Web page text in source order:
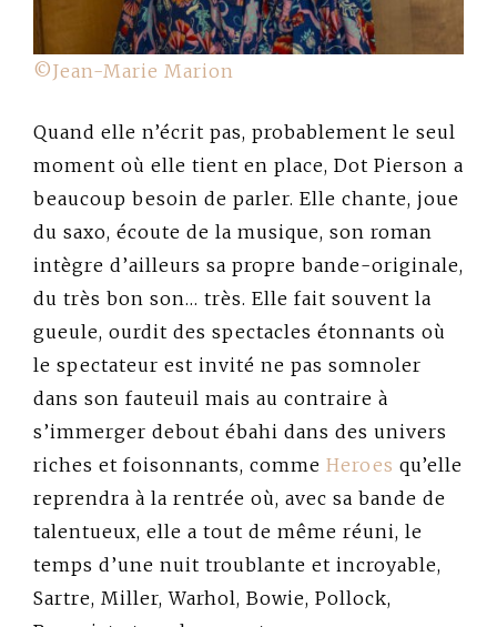
©Jean-Marie Marion
Quand elle n’écrit pas, probablement le seul
moment où elle tient en place, Dot Pierson a
beaucoup besoin de parler. Elle chante, joue
du saxo, écoute de la musique, son roman
intègre d’ailleurs sa propre bande-originale,
du très bon son… très. Elle fait souvent la
gueule, ourdit des spectacles étonnants où
le spectateur est invité ne pas somnoler
dans son fauteuil mais au contraire à
s’immerger debout ébahi dans des univers
riches et foisonnants, comme Heroes qu’elle
reprendra à la rentrée où, avec sa bande de
talentueux, elle a tout de même réuni, le
temps d’une nuit troublante et incroyable,
Sartre, Miller, Warhol, Bowie, Pollock,